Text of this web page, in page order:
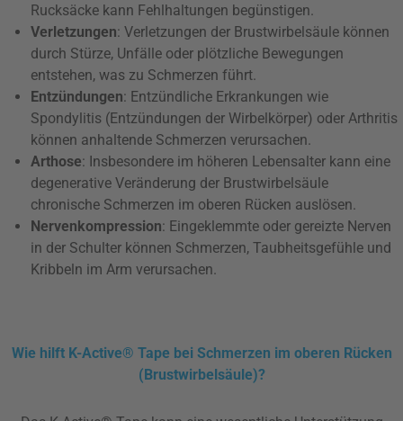
Rucksäcke kann Fehlhaltungen begünstigen.
Verletzungen: Verletzungen der Brustwirbelsäule können
durch Stürze, Unfälle oder plötzliche Bewegungen
entstehen, was zu Schmerzen führt.
Entzündungen: Entzündliche Erkrankungen wie
Spondylitis (Entzündungen der Wirbelkörper) oder Arthritis
können anhaltende Schmerzen verursachen.
Arthose: Insbesondere im höheren Lebensalter kann eine
degenerative Veränderung der Brustwirbelsäule
chronische Schmerzen im oberen Rücken auslösen.
Nervenkompression: Eingeklemmte oder gereizte Nerven
in der Schulter können Schmerzen, Taubheitsgefühle und
Kribbeln im Arm verursachen.
Wie hilft K-Active® Tape bei Schmerzen im oberen Rücken
(Brustwirbelsäule)?